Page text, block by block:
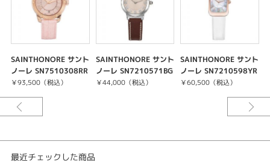
素材：PGP(SS)
ムーブメント：クォーツ
ケース径：35mm
防水：3気圧防水
１８８５年以来、サントノーレは名高い「パリスタイル」と同意語で、無類
のデザイン的コレクションが特徴的です。
「メイドインフランス」の妥協のない品質、ユニークなエスプリ、高級な素
SAINTHONORE サント
ノーレ SN7510308RR
R
￥93,500（税込）
SAINTHONORE サント
ノーレ SN7210571BG
BN
￥44,000（税込）
SAINTHONORE サント
ノーレ SN7210598YR
AR
￥60,500（税込）
最近チェックした商品